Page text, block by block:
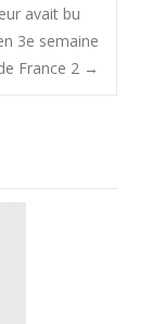
avait bu
3e semaine
France 2 →